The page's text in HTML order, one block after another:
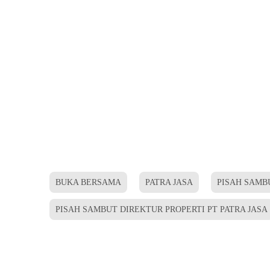
BUKA BERSAMA PATRA JASA PISAH
PISAH SAMBUT DIREKTUR PROPERTI PT PATRA JASA